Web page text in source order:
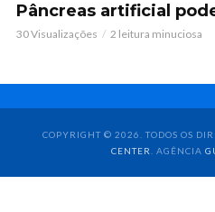
Pâncreas artificial
30 Visualizações 2 leitura minuciosa
COPYRIGHT © 2026. TODOS OS
CENTER
. AGÊNCIA